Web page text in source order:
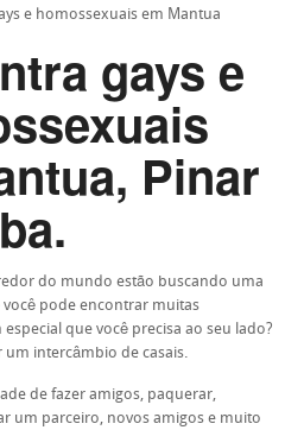
e homossexuais em Mantua
gays e
Pinar
do mundo estão buscando uma
você pode encontrar muitas
que você precisa ao seu lado?
um intercâmbio de casais.
de fazer amigos, paquerar,
um parceiro, novos amigos e muito